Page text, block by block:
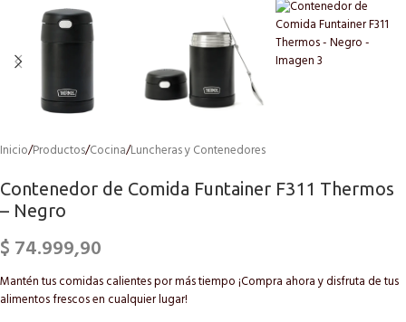
Inicio/Productos/Cocina/Luncheras y Contenedores
Contenedor de Comida Funtainer F311 Thermos
– Negro
$ 74.999,90
Mantén tus comidas calientes por más tiempo ¡Compra ahora y disfruta de tus
alimentos frescos en cualquier lugar!